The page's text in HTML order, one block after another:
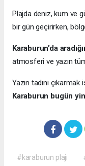
Plajda deniz, kum ve
bir gün geçirirken,
Karaburun’da
atmosferi ve yazın
Yazın tadını
Karaburun bugün
#karaburun plajı